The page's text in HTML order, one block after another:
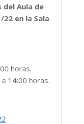
del Aula de
en la Sala
horas.
14:00 horas.